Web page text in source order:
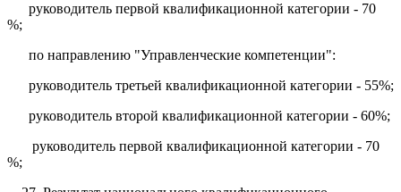
руководитель первой квалификационной категории - 70
%;
по направлению "Управленческие компетенции":
руководитель третьей квалификационной категории - 55%;
руководитель второй квалификационной категории - 60%;
руководитель первой квалификационной категории - 70
%;